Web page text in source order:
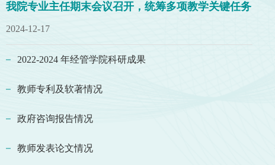
我院专业主任期末会议召开，统筹多项教学关键任务
2024-12-17
2022-2024 年经管学院科研成果
教师专利及软著情况
政府咨询报告情况
教师发表论文情况